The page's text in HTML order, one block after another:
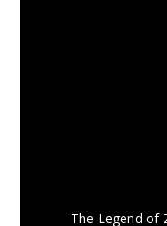
The Legend of